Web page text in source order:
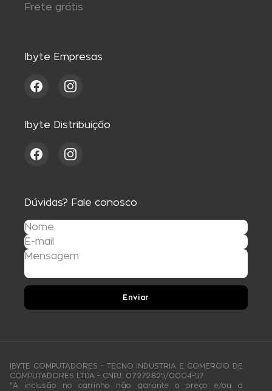
Frete grátis
Ibyte Empresas
Ibyte Distribuição
Dúvidas? Fale conosco
Enviar
IBYTE COMPUTADORES - TECNO INDUSTRIA E COMERCIO DE
COMPUTADORES LTDA - CNPJ: 07.272.825/0004-57
"A inclusão no carrinho não garante o preço e/ou a